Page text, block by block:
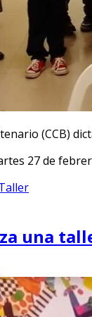
(CCB)
27 de
una